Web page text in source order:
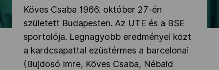
OVEP
Adatbank
Köves Csaba 1966. október 27-én
született Budapesten. Az UTE és a BSE
sportolója. Legnagyobb eredményei közt
a kardcsapattal ezüstérmes a barcelonai
(Bujdosó Imre, Köves Csaba, Nébald